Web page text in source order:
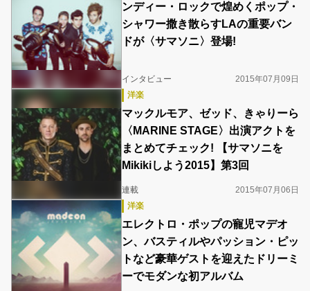
ンディー・ロックで煌めくポップ・
シャワー撒き散らすLAの重要バン
ドが〈サマソニ〉登場!
インタビュー
2015年07月09日
洋楽
マックルモア、ゼッド、きゃりーら
〈MARINE STAGE〉出演アクトを
まとめてチェック! 【サマソニを
Mikikiしよう2015】第3回
連載
2015年07月06日
洋楽
エレクトロ・ポップの寵児マデオ
ン、バスティルやパッション・ピッ
トなど豪華ゲストを迎えたドリーミ
ーでモダンな初アルバム